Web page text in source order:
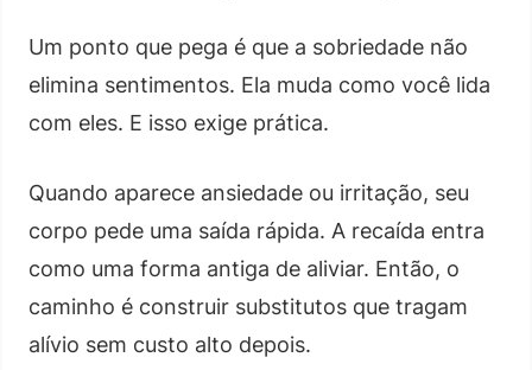
Um ponto que pega é que a sobriedade não
elimina sentimentos. Ela muda como você lida
com eles. E isso exige prática.
Quando aparece ansiedade ou irritação, seu
corpo pede uma saída rápida. A recaída entra
como uma forma antiga de aliviar. Então, o
caminho é construir substitutos que tragam
alívio sem custo alto depois.